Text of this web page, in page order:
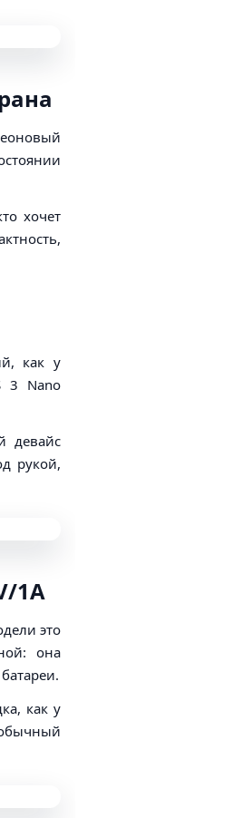
хочет
как у
3 Nano
девайс
рукой,
1A
это
она
как у